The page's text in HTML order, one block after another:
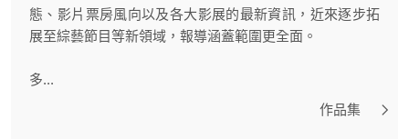
態、影片票房風向以及各大影展的最新資訊，近來逐步拓
展至綜藝節目等新領域，報導涵蓋範圍更全面。
多...
作品集